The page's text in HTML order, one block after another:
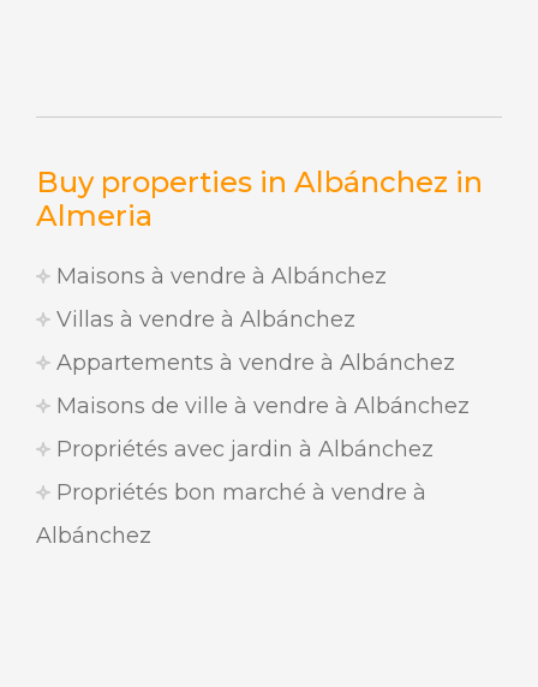
Buy properties in Albánchez in
Almeria
Maisons à vendre à Albánchez
Villas à vendre à Albánchez
Appartements à vendre à Albánchez
Maisons de ville à vendre à Albánchez
Propriétés avec jardin à Albánchez
Propriétés bon marché à vendre à
Albánchez